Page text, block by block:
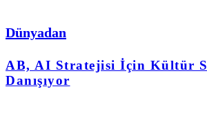
Dünyadan
AB, AI Stratejisi İçin Kültür
Danışıyor